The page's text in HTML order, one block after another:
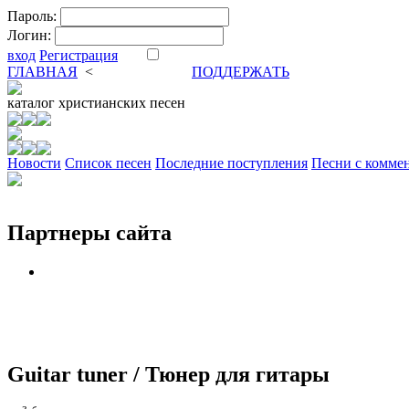
Пароль:
Логин:
вход Регистрация
ГЛАВНАЯ <
ПОДДЕРЖАТЬ
каталог христианских песен
Новости Cписок песен Последние поступления Песни с
Партнеры сайта
Guitar tuner / Тюнер для гитары